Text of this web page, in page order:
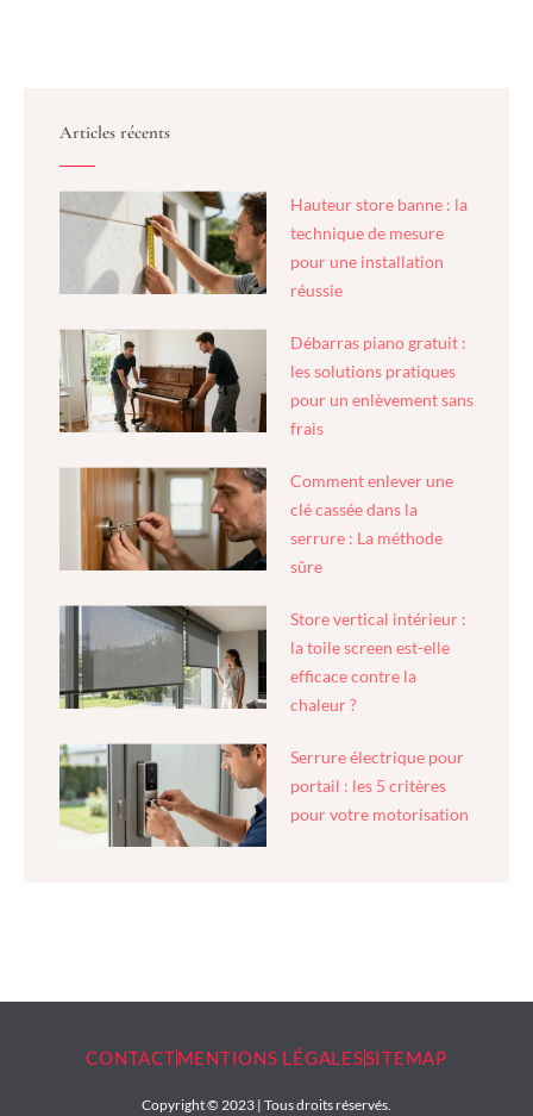
Articles récents
Hauteur store banne : la
technique de mesure
pour une installation
réussie
Débarras piano gratuit :
les solutions pratiques
pour un enlèvement sans
frais
Comment enlever une
clé cassée dans la
serrure : La méthode
sûre
Store vertical intérieur :
la toile screen est-elle
efficace contre la
chaleur ?
Serrure électrique pour
portail : les 5 critères
pour votre motorisation
CONTACTMENTIONS LÉGALESSITEMAP
Copyright © 2023 | Tous droits réservés.